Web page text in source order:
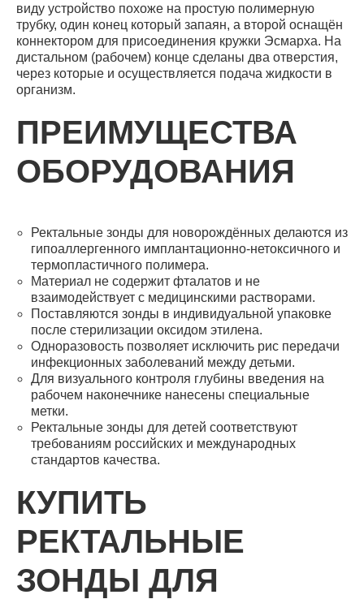
виду устройство похоже на простую полимерную
трубку, один конец который запаян, а второй оснащён
коннектором для присоединения кружки Эсмарха. На
дистальном (рабочем) конце сделаны два отверстия,
через которые и осуществляется подача жидкости в
организм.
ПРЕИМУЩЕСТВА
ОБОРУДОВАНИЯ
Ректальные зонды для новорождённых делаются из
гипоаллергенного имплантационно-нетоксичного и
термопластичного полимера.
Материал не содержит фталатов и не
взаимодействует с медицинскими растворами.
Поставляются зонды в индивидуальной упаковке
после стерилизации оксидом этилена.
Одноразовость позволяет исключить рис передачи
инфекционных заболеваний между детьми.
Для визуального контроля глубины введения на
рабочем наконечнике нанесены специальные
метки.
Ректальные зонды для детей соответствуют
требованиям российских и международных
стандартов качества.
КУПИТЬ
РЕКТАЛЬНЫЕ
ЗОНДЫ ДЛЯ